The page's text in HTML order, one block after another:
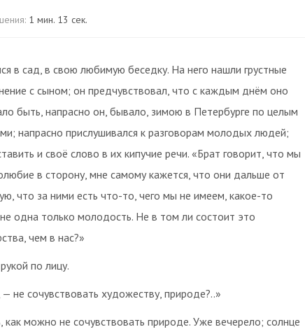
1 мин. 13 сек.
в сад, в свою любимую беседку. На него нашли грустные
с сыном; он предчувствовал, что с каждым днём оно
быть, напрасно он, бывало, зимою в Петербурге по целым
напрасно прислушивался к разговорам молодых людей;
и своё слово в их кипучие речи. «Брат говорит, что мы
в сторону, мне самому кажется, что они дальше от
что за ними есть что-то, чего мы не имеем, какое-то
одна только молодость. Не в том ли состоит это
чем в нас?»
по лицу.
не сочувствовать художеству, природе?..»
можно не сочувствовать природе. Уже вечерело; солнце